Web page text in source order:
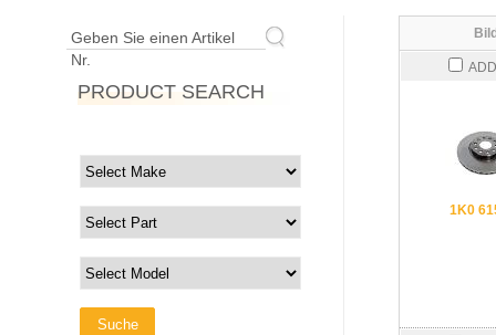
1K0
Geben Sie einen Artikel
Nr.
PRODUCT SEARCH